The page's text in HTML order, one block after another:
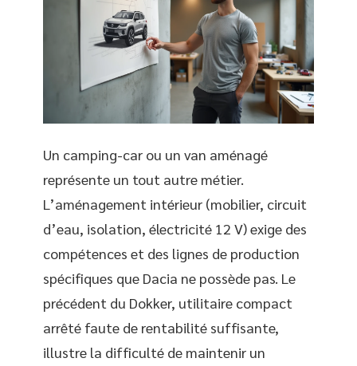
Un camping-car ou un van aménagé
représente un tout autre métier.
L’aménagement intérieur (mobilier, circuit
d’eau, isolation, électricité 12 V) exige des
compétences et des lignes de production
spécifiques que Dacia ne possède pas. Le
précédent du Dokker, utilitaire compact
arrêté faute de rentabilité suffisante,
illustre la difficulté de maintenir un